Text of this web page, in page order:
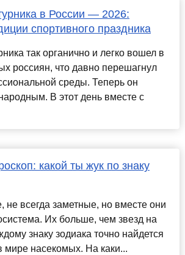
в России — 2026:
спортивного праздника
так органично и легко вошел в
россиян, что давно перешагнул
среды. Теперь он
В этот день вместе с
какой ты жук по знаку
не всегда заметные, но вместе они
Их больше, чем звезд на
знаку зодиака точно найдется
мире насекомых. На каки...